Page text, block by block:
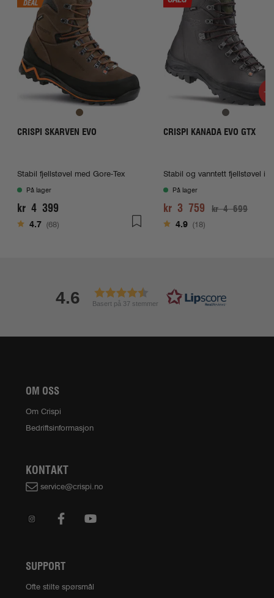
CRISPI SKARVEN EVO
Stabil fjellstøvel med Gore-Tex
På lager
kr 4 399
Karakter:
4.7(68)
-
CRISPI KANADA EVO GTX
Stabil og vanntett fjellstøvel i
På lager
kr 3 759 kr 4 699
Karakter:
4.9 (18)
4.6 Basert på 37 stemmer
OM OSS
Om Crispi
Bedriftsinformasjon
KONTAKT
service@crispi.no
SUPPORT
Ofte stilte spørsmål